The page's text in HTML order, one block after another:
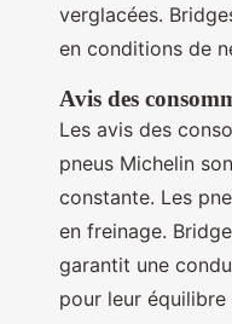
verglacées.
en conditions de
Avis des
Les avis des
pneus Michelin
constante. Les
en freinage.
garantit une
pour leur